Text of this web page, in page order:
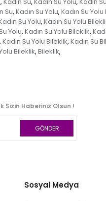
, , ,
Su, Kadın Su Yolu, Kadın Su Yolu
Su Yolu, Kadın Su Yolu
Yolu, Kadın Su Yolu Bileklik,
, Kadın Su Yolu Bileklik, Kadın Su
Bileklik, Bileklik,
Sizin Haberiniz Olsun !
GÖNDER
Sosyal Medya